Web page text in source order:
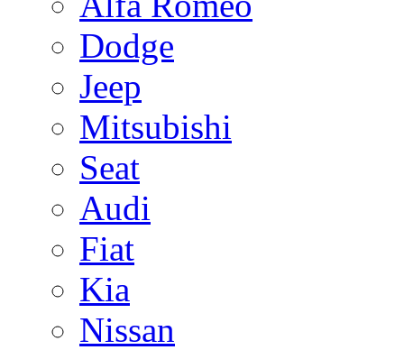
Dodge
Jeep
Mitsubishi
Seat
Audi
Fiat
Kia
Nissan